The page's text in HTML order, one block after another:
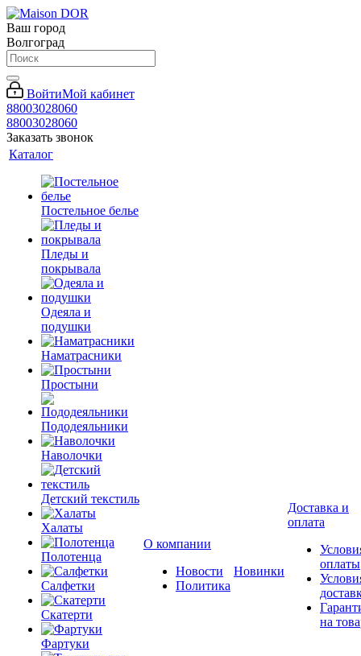
Ваш город
Волгоград
ВойтиМой кабинет
88003028060
88003028060
Заказать звонок
Каталог
Постельное белье
Пледы и
покрывала
Одеяла и
подушки
Наматрасники
Простыни
Пододеяльники
Наволочки
Детский текстиль
Халаты
Полотенца
Салфетки
Скатерти
Фартуки
О компании
Новости
Политика
Новинки
Доставка и
оплата
оплаты
на